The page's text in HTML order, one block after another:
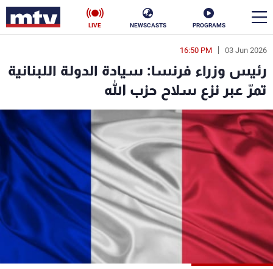
PROGRAMS
NEWSCASTS
LIVE
03 Jun 2026
16:50 PM
رئيس وزراء فرنسا: سيادة الدولة اللبنانية
تمرّ عبر نزع سلاح حزب الله
en
الأخبار
سياسة ناس
إقتصاد
منوعات رياضة
كأس العالم
البرامج